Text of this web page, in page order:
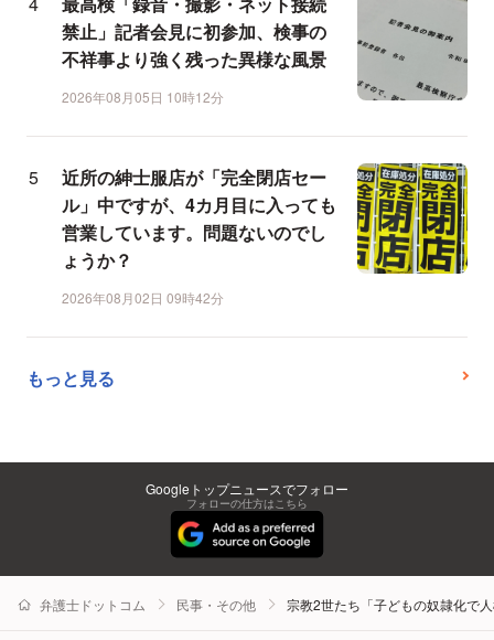
禁止」記者会見に初参加、検事の
不祥事より強く残った異様な風景
2026年08月05日 10時12分
近所の紳士服店が「完全閉店セー
ル」中ですが、4カ月目に入っても
営業しています。問題ないのでし
ょうか？
2026年08月02日 09時42分
もっと見る
Googleトップニュースでフォロー
フォローの仕方はこちら
弁護士ドットコム 民事・その他 宗教2世たち「子どもの奴隷化で